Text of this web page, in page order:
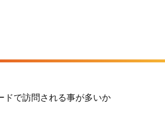
ドで訪問される事が多いか